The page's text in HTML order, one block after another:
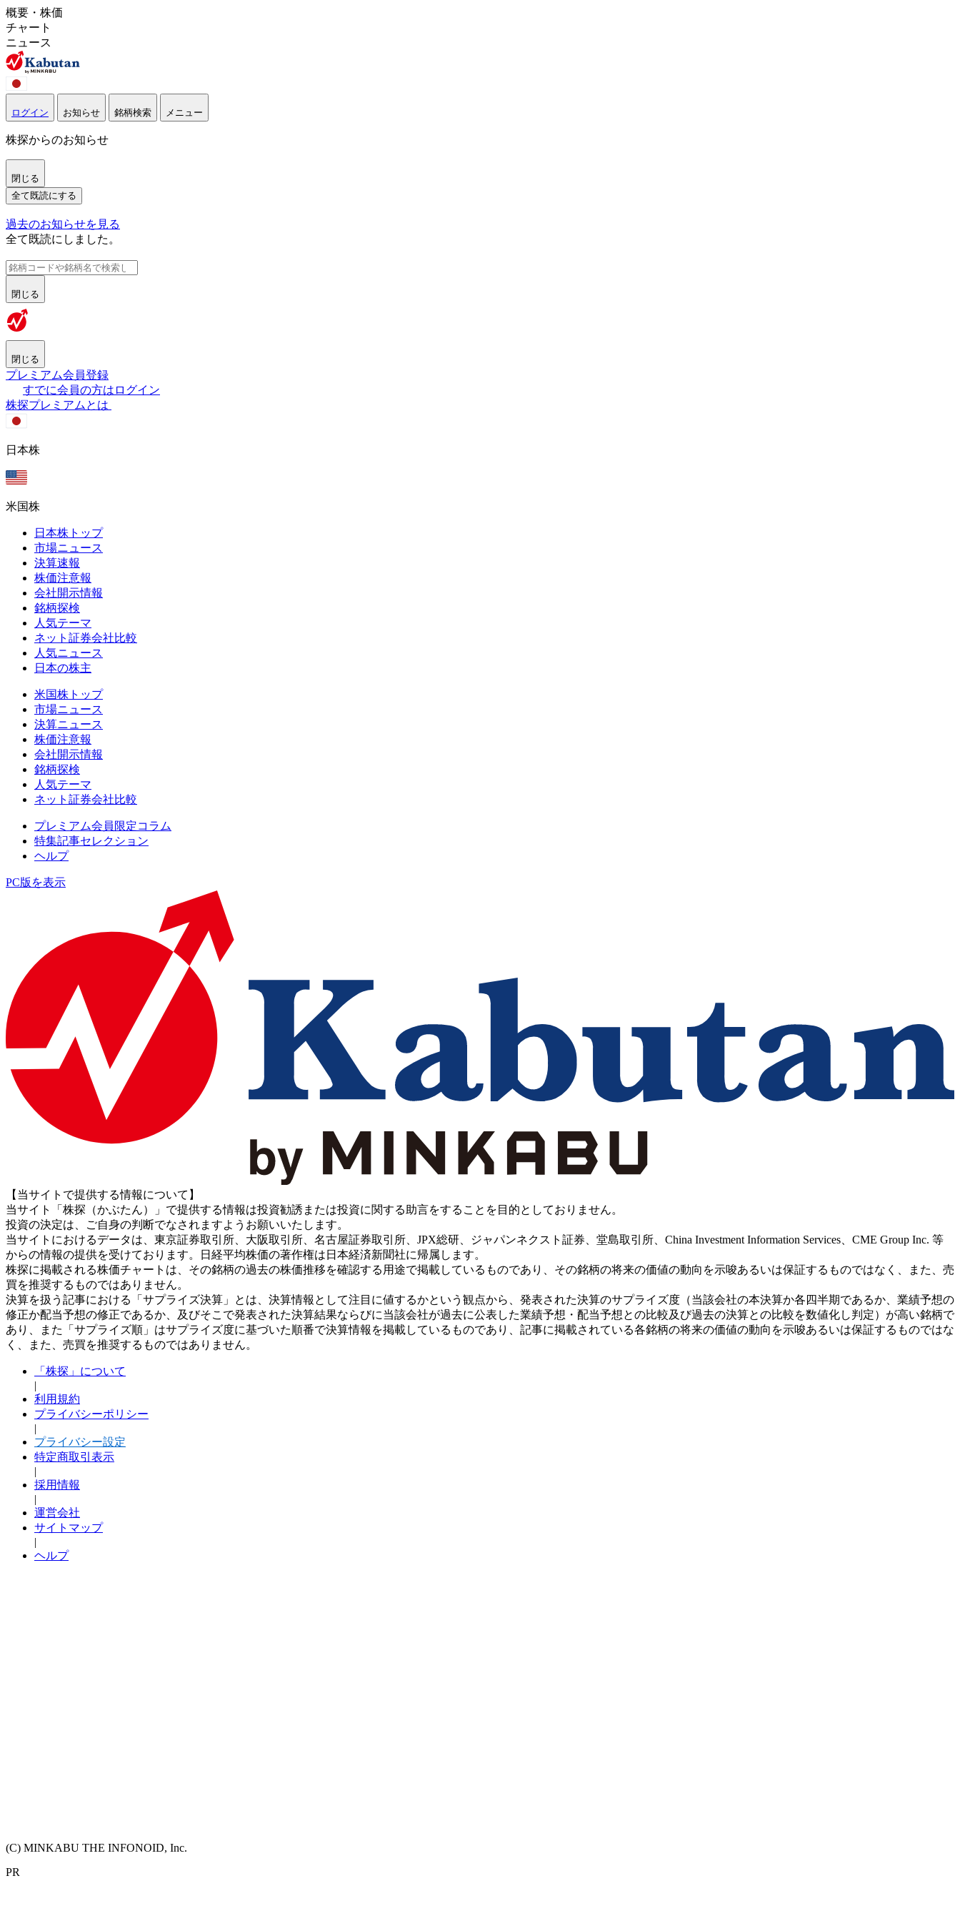
概要・株価
チャート
ニュース
ログイン お知らせ 銘柄検索 メニュー
株探からのお知らせ
閉じる
全て既読にする
過去のお知らせを見る
全て既読にしました。
閉じる
閉じる
プレミアム会員登録
すでに会員の方はログイン
株探プレミアムとは
日本株
米国株
日本株トップ
市場ニュース
決算速報
株価注意報
会社開示情報
銘柄探検
人気テーマ
ネット証券会社比較
人気ニュース
日本の株主
米国株トップ
市場ニュース
決算ニュース
株価注意報
会社開示情報
銘柄探検
人気テーマ
ネット証券会社比較
プレミアム会員限定コラム
特集記事セレクション
ヘルプ
PC版を表示
【当サイトで提供する情報について】
当サイト「株探（かぶたん）」で提供する情報は投資勧誘または投資に関する助言をすることを目的としておりません。
投資の決定は、ご自身の判断でなされますようお願いいたします。
当サイトにおけるデータは、東京証券取引所、大阪取引所、名古屋証券取引所、JPX総研、ジャパンネクスト証券、堂島取引所、China Investment Information Services、CME Group Inc. 等
からの情報の提供を受けております。日経平均株価の著作権は日本経済新聞社に帰属します。
株探に掲載される株価チャートは、その銘柄の過去の株価推移を確認する用途で掲載しているものであり、その銘柄の将来の価値の動向を示唆あるいは保証するものではなく、また、売
買を推奨するものではありません。
決算を扱う記事における「サプライズ決算」とは、決算情報として注目に値するかという観点から、発表された決算のサプライズ度（当該会社の本決算か各四半期であるか、業績予想の
修正か配当予想の修正であるか、及びそこで発表された決算結果ならびに当該会社が過去に公表した業績予想・配当予想との比較及び過去の決算との比較を数値化し判定）が高い銘柄で
あり、また「サプライズ順」はサプライズ度に基づいた順番で決算情報を掲載しているものであり、記事に掲載されている各銘柄の将来の価値の動向を示唆あるいは保証するものではな
く、また、売買を推奨するものではありません。
「株探」について
|
利用規約
プライバシーポリシー
|
プライバシー設定
特定商取引表示
|
採用情報
|
運営会社
サイトマップ
|
ヘルプ
(C) MINKABU THE INFONOID, Inc.
PR